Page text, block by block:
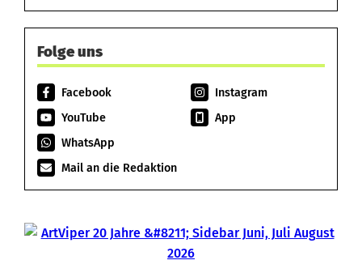
Folge uns
Facebook
Instagram
YouTube
App
WhatsApp
Mail an die Redaktion